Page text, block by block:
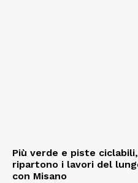
Più verde e piste
ripartono i lavori del
con Misano